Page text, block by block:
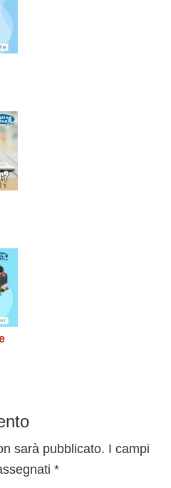
sarà pubblicato. I campi
*